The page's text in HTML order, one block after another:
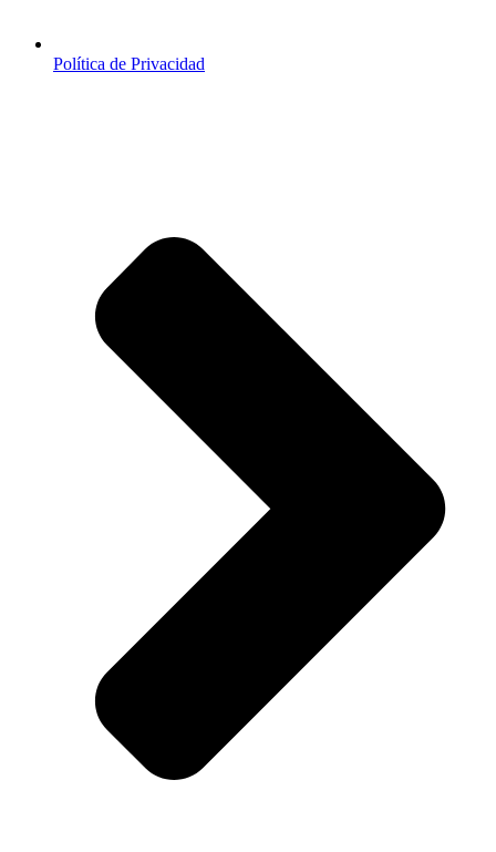
Política de Privacidad